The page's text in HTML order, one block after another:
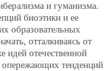
и гуманизма.
биоэтики и ее
образовательных
отталкиваясь от
идей отечественной
тенденций